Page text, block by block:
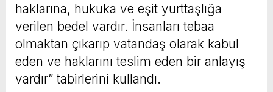
haklarına, hukuka ve eşit yurttaşlığa
verilen bedel vardır. İnsanları tebaa
olmaktan çıkarıp vatandaş olarak kabul
eden ve haklarını teslim eden bir anlayış
vardır” tabirlerini kullandı.